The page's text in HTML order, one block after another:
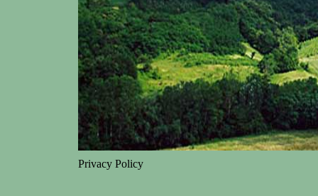
Privacy Policy